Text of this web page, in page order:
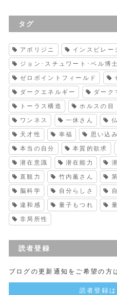
タグ
アボリジニ インスピレー
ジョン･スチュワート･ベル博士
ゼロポイントフィールド
ダークエネルギー ダーク
トーラス構造 ホルスの目
ワンネス 一休さん
天才性 幸福 思い込み
本当の自分 本質的欲求
潜在意識 潜在能力
直観力 竹内薫さん
脳科学 自分らしさ
違和感 量子もつれ
非局所性
読者登録
ブログの更新通知をご希望の方
読者登録は